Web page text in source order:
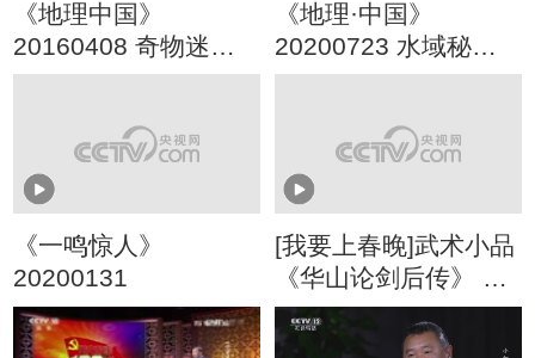
《地理中国》
20160408 奇物迷象·
壮乡铜鼓
《地理·中国》
20200723 水域秘境·
滩涂寻奇
《一鸣惊人》
20200131
[我要上春晚]武术小品
《华山论剑后传》 表
演：振宇功夫团